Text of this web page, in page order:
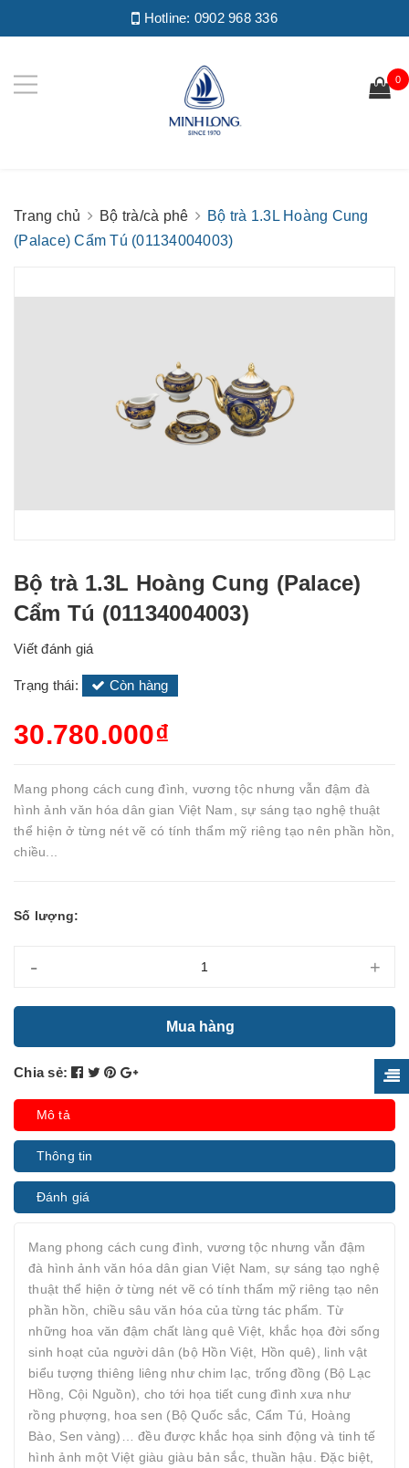
Hotline: 0902 968 336
0
Trang chủ Bộ trà/cà phê
Bộ trà 1.3L Hoàng Cung
(Palace) Cẩm Tú (01134004003)
Bộ trà 1.3L Hoàng Cung (Palace)
Cẩm Tú (01134004003)
Viết đánh giá
Trạng thái: Còn hàng
30.780.000₫
Mang phong cách cung đình, vương tộc nhưng vẫn đậm đà
hình ảnh văn hóa dân gian Việt Nam, sự sáng tạo nghệ thuật
thể hiện ở từng nét vẽ có tính thẩm mỹ riêng tạo nên phần hồn,
chiều...
Số lượng:
- +
Mua hàng
Chia sẻ:
Mô tả
Thông tin
Đánh giá
Mang phong cách cung đình, vương tộc nhưng vẫn đậm
đà hình ảnh văn hóa dân gian Việt Nam, sự sáng tạo nghệ
thuật thể hiện ở từng nét vẽ có tính thẩm mỹ riêng tạo nên
phần hồn, chiều sâu văn hóa của từng tác phẩm. Từ
những hoa văn đậm chất làng quê Việt, khắc họa đời sống
sinh hoạt của người dân (bộ Hồn Việt, Hồn quê), linh vật
biểu tượng thiêng liêng như chim lạc, trống đồng (Bộ Lạc
Hồng, Cội Nguồn), cho tới họa tiết cung đình xưa như
rồng phượng, hoa sen (Bộ Quốc sắc, Cẩm Tú, Hoàng
Bào, Sen vàng)… đều được khắc họa sinh động và tinh tế
hình ảnh một Việt giàu giàu bản sắc, thuần hậu. Đặc biệt,